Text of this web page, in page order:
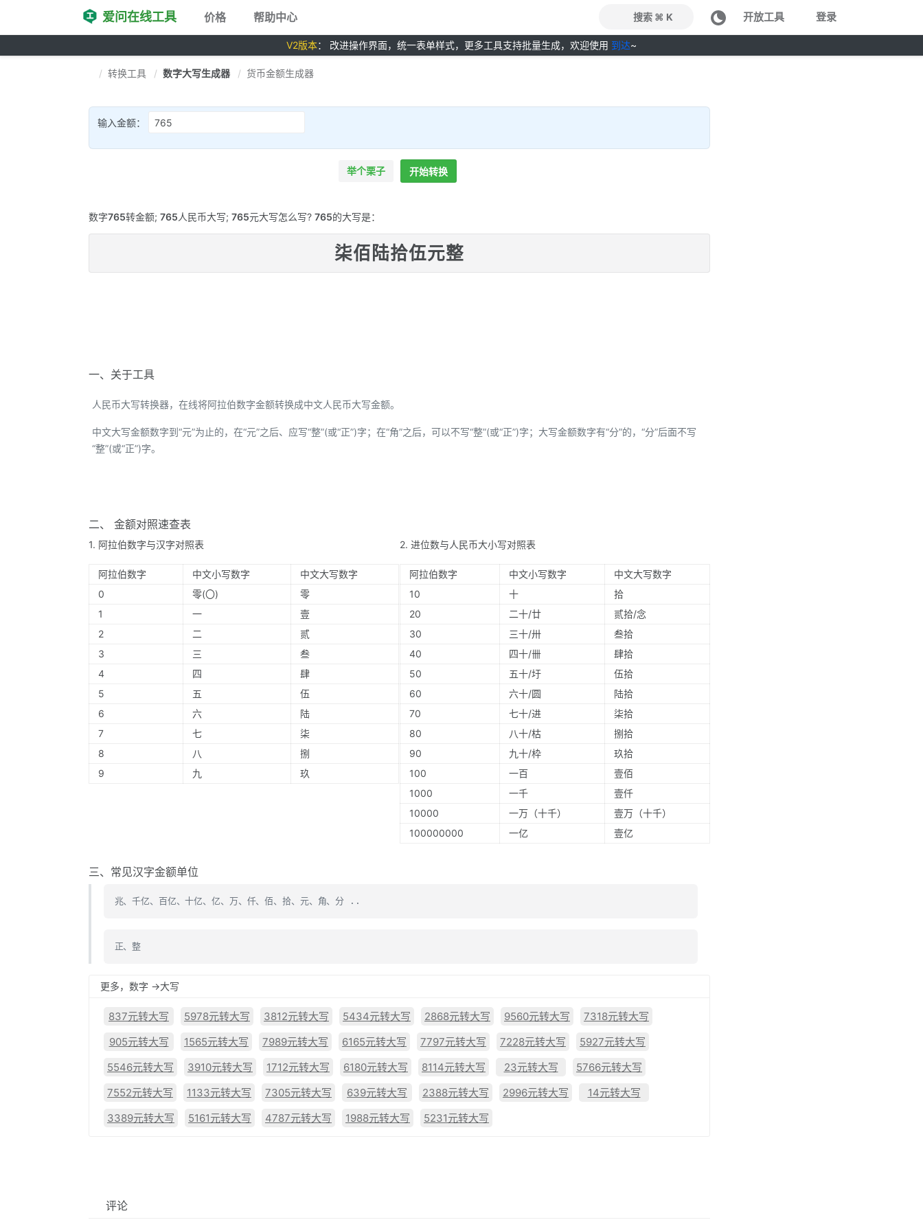
爱问在线工具 价格 帮助中心 搜索 ⌘ K 开放工具 登录
V2版本： 改进操作界面，统一表单样式，更多工具支持批量生成，欢迎使用 到达~
转换工具 数字大写生成器 货币金额生成器
输入金额：
举个栗子 开始转换
数字765转金额; 765人民币大写; 765元大写怎么写? 765的大写是：
柒佰陆拾伍元整
一、关于工具
人民币大写转换器，在线将阿拉伯数字金额转换成中文人民币大写金额。
中文大写金额数字到“元”为止的，在“元”之后、应写“整”(或“正”)字；在“角”之后，可以不写“整”(或“正”)字；大写金额数字有“分”的，“分”后面不写
“整”(或“正”)字。
二、 金额对照速查表
1. 阿拉伯数字与汉字对照表
阿拉伯数字 中文小写数字
中文大写数字
0
零(〇)
零
1
一
壹
2
二
贰
3
三
叁
4
四
肆
5
五
伍
6
六
陆
7
七
柒
8
八
捌
9
九 玖
2. 进位数与人民币大小写对照表
阿拉伯数字 中文小写数字
中文大写数字
10
十
拾
20
二十/廿
贰拾/念
30
三十/卅
叁拾
40
四十/卌
肆拾
50
五十/圩
伍拾
60
六十/圆
陆拾
70
七十/进
柒拾
80
八十/枯
捌拾
90
九十/枠
玖拾
100
一百
壹佰
1000
一千
壹仟
10000
一万（十千）
壹万（十千）
100000000
一亿 壹亿
三、常见汉字金额单位
兆、千亿、百亿、十亿、亿、万、仟、佰、拾、元、角、分 ..
正、整
更多，数字 ->大写
837元转大写 5978元转大写 3812元转大写 5434元转大写 2868元转大写 9560元转大写
7318元转大写
905元转大写
1565元转大写 7989元转大写 6165元转大写 7797元转大写 7228元转大写
5927元转大写
5546元转大写
3910元转大写 1712元转大写 6180元转大写 8114元转大写 23元转大写
5766元转大写
7552元转大写
1133元转大写 7305元转大写 639元转大写 2388元转大写 2996元转大写
14元转大写
3389元转大写
5161元转大写 4787元转大写 1988元转大写 5231元转大写
评论